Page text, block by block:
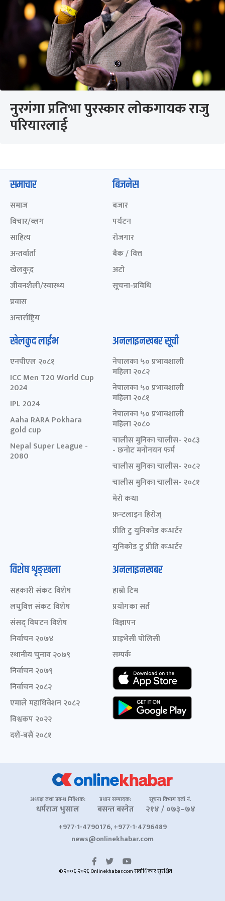
नुरगंगा प्रतिभा पुरस्कार लोकगायक राजु
परियारलाई
समाचार
समाज
विचार/ब्लग
साहित्य
अन्तर्वार्ता
खेलकुद़़
जीवनशैली/स्वास्थ्य
प्रवास
अन्तर्राष्ट्रिय
बिजनेस
बजार
पर्यटन
रोजगार
बैंक / वित्त
अटो
सूचना-प्रविधि
खेलकुद लाईभ
एनपीएल २०८१
ICC Men T20 World Cup
2024
IPL 2024
Aaha RARA Pokhara
gold cup
Nepal Super League -
2080
अनलाइनखबर सूची
नेपालका ५० प्रभावशाली
महिला २०८२
नेपालका ५० प्रभावशाली
महिला २०८१
नेपालका ५० प्रभावशाली
महिला २०८०
चालीस मुनिका चालीस- २०८३
- छनोट मनोनयन फर्म
चालीस मुनिका चालीस- २०८२
चालीस मुनिका चालीस- २०८१
मेरो कथा
फ्रन्टलाइन हिरोज्
प्रीति टु युनिकोड कन्भर्टर
युनिकोड टु प्रीति कन्भर्टर
विशेष शृङ्खला
सहकारी संकट विशेष
लघुवित्त संकट विशेष
संसद् विघटन विशेष
निर्वाचन २०७४
स्थानीय चुनाव २०७९
निर्वाचन २०७९
निर्वाचन २०८२
एमाले महाधिवेशन २०८२
विश्वकप २०२२
दशैं-बसैं २०८१
अनलाइनखबर
हाम्रो टिम
प्रयोगका सर्त
विज्ञापन
प्राइभेसी पोलिसी
सम्पर्क
अध्यक्ष तथा प्रबन्ध निर्देशक:
धर्मराज भुसाल
प्रधान सम्पादक:
बसन्त बस्नेत
सूचना विभाग दर्ता नं.
२१४ / ०७३–७४
+977-1-4790176, +977-1-4796489
news@onlinekhabar.com
© २००६-२०२६ Onlinekhabar.com सर्वाधिकार सुरक्षित